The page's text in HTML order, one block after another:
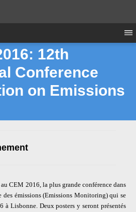
12th
Conference
on Emissions
CEM 2016, la plus grande conférence dans
des émissions (Emissions Monitoring) qui se
à Lisbonne. Deux posters y seront présentés